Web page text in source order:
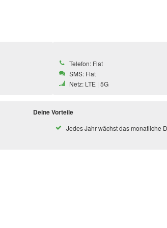
Telefon: Flat
SMS: Flat
Netz: LTE | 5G
Deine Vorteile
Jedes Jahr wächst das monatliche